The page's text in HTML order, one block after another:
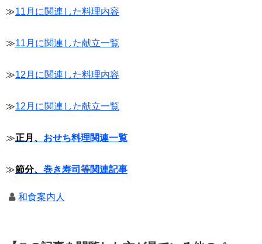
≫11月に関連した料理内容
≫11月に関連した献立一覧
≫12月に関連した料理内容
≫12月に関連した献立一覧
≫正月、 おせち料理関連一覧
≫節分、 巻き寿司等関連記事
和食案内人